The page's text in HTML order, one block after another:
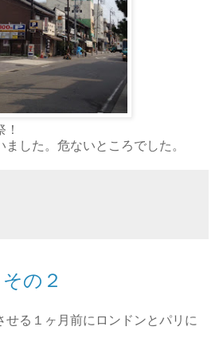
した。危ないところでした。
の２
る１ヶ月前にロンドンとパリに